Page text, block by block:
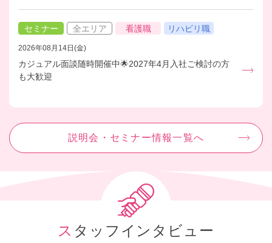
セミナー 全エリア 看護職 リハビリ職
2026年08月14日(金)
カジュアル面談随時開催中🌟2027年4月入社ご検討の方
も大歓迎
説明会・セミナー情報一覧へ
スタッフインタビュー